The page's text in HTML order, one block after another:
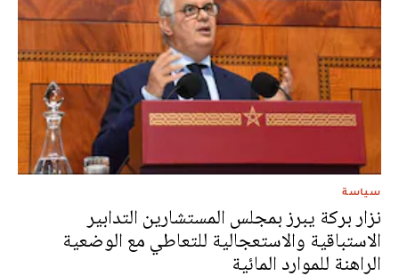
سياسة
نزار بركة يبرز بمجلس المستشارين التدابير
الاستباقية والاستعجالية للتعاطي مع الوضعية
الراهنة للموارد المائية